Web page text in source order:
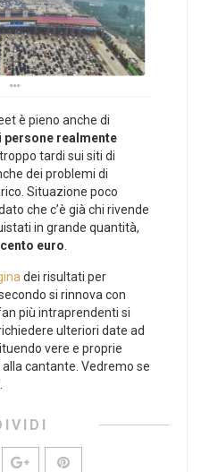
è pieno anche di
persone realmente
tardi sui siti di
dei problemi di
Situazione poco
che c’è già chi rivende
in grande quantità,
euro.
dei risultati per
si rinnova con
più intraprendenti si
ulteriori date ad
vere e proprie
cantante. Vedremo se